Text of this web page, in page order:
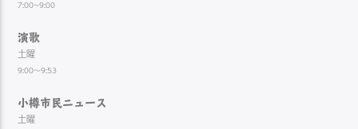
7:00~9:00
演歌
土曜
9:00～9:53
小樽市民ニュース
土曜